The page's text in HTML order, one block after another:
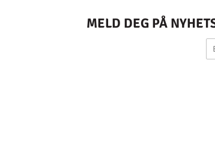
MELD DEG PÅ